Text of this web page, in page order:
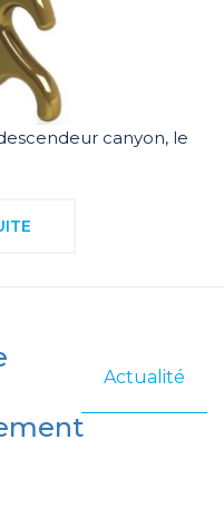
canyon, le
Actualité